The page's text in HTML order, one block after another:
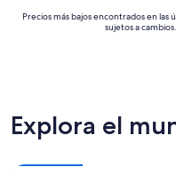
Precios más bajos encontrados en las
sujetos a
Explora el